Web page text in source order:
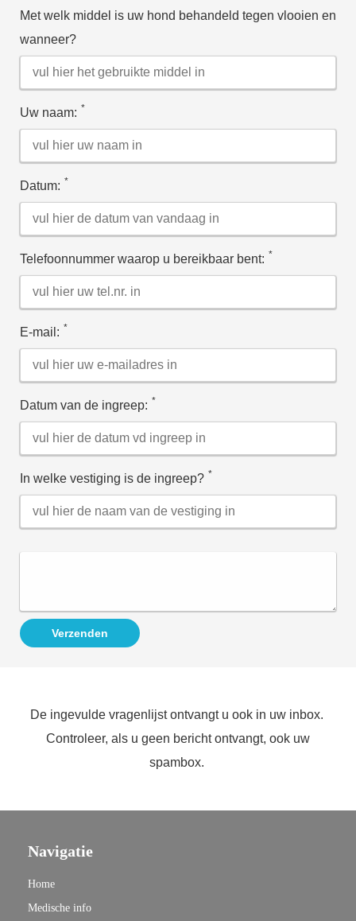
Met welk middel is uw hond behandeld tegen vlooien en
wanneer?
Uw naam: *
Datum: *
Telefoonnummer waarop u bereikbaar bent: *
E-mail: *
Datum van de ingreep: *
In welke vestiging is de ingreep? *
Verzenden
De ingevulde vragenlijst ontvangt u ook in uw inbox.
Controleer, als u geen bericht ontvangt, ook uw
spambox.
Navigatie
Home
Medische info